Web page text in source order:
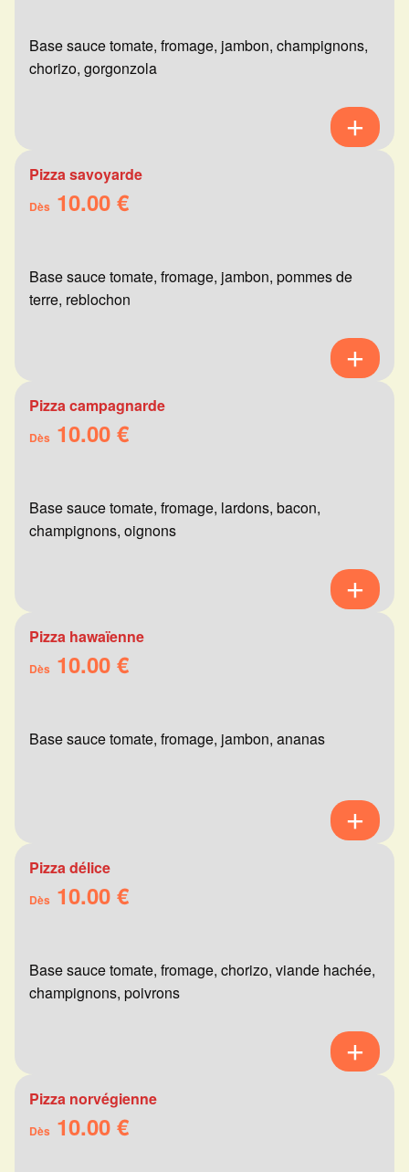
Base sauce tomate, fromage, jambon, champignons,
chorizo, gorgonzola
Pizza savoyarde
Dès 10.00 €
Base sauce tomate, fromage, jambon, pommes de
terre, reblochon
Pizza campagnarde
Dès 10.00 €
Base sauce tomate, fromage, lardons, bacon,
champignons, oignons
Pizza hawaïenne
Dès 10.00 €
Base sauce tomate, fromage, jambon, ananas
Pizza délice
Dès 10.00 €
Base sauce tomate, fromage, chorizo, viande hachée,
champignons, poivrons
Pizza norvégienne
Dès 10.00 €